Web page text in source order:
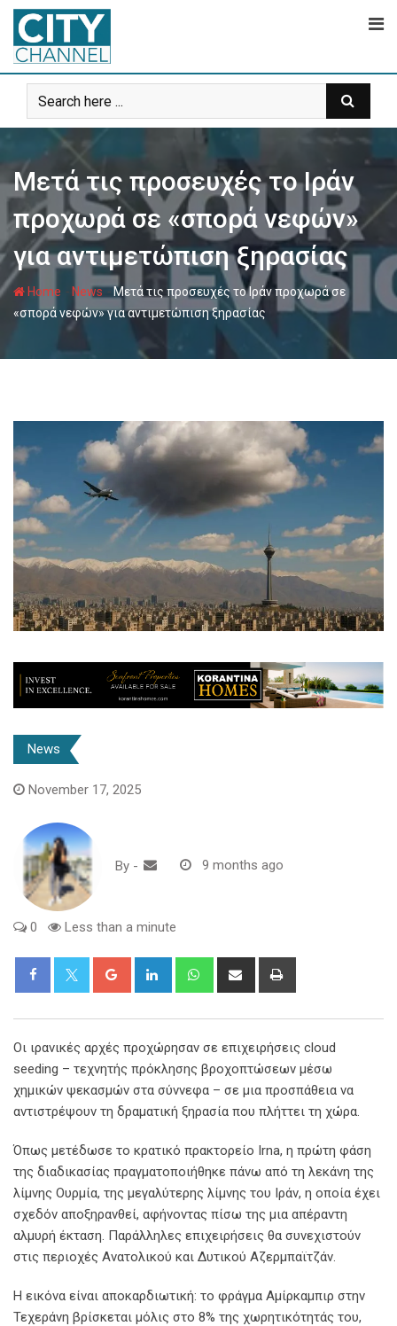
Skip
content
Μετά τις προσευχές το Ιράν
προχωρά σε «σπορά νεφών»
για αντιμετώπιση ξηρασίας
Home - News-Μετά τις προσευχές το Ιράν προχωρά σε
«σπορά νεφών» για αντιμετώπιση ξηρασίας
News
November 17, 2025
By - 9 months ago
0 Less than a minute
Google+ LinkedIn WhatsappShare
Οι ιρανικές αρχές προχώρησαν σε επιχειρήσεις cloud
seeding – τεχνητής πρόκλησης βροχοπτώσεων μέσω
χημικών ψεκασμών στα σύννεφα – σε μια προσπάθεια να
αντιστρέψουν τη δραματική ξηρασία που πλήττει τη χώρα.
Όπως μετέδωσε το κρατικό πρακτορείο Irna, η πρώτη φάση
της διαδικασίας πραγματοποιήθηκε πάνω από τη λεκάνη της
λίμνης Ουρμία, της μεγαλύτερης λίμνης του Ιράν, η οποία έχει
σχεδόν αποξηρανθεί, αφήνοντας πίσω της μια απέραντη
αλμυρή έκταση. Παράλληλες επιχειρήσεις θα συνεχιστούν
στις περιοχές Ανατολικού και Δυτικού Αζερμπαϊτζάν.
Η εικόνα είναι αποκαρδιωτική: το φράγμα Αμίρκαμπιρ στην
Τεχεράνη βρίσκεται μόλις στο 8% της χωρητικότητάς του,